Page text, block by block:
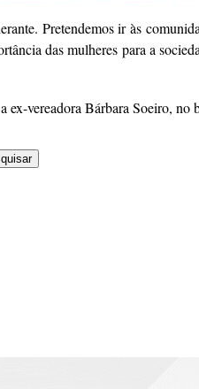
Pretendemos ir às
das mulheres para a
ex-vereadora Bárbara Soeiro, no